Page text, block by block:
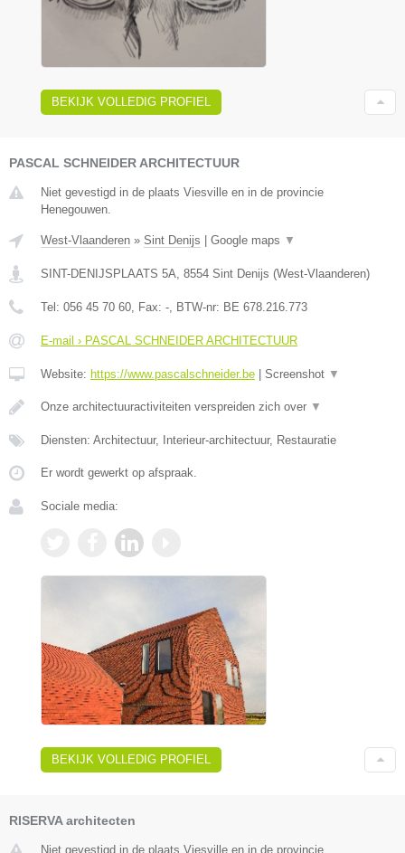
BEKIJK VOLLEDIG PROFIEL
PASCAL SCHNEIDER ARCHITECTUUR
Niet gevestigd in de plaats Viesville en in de provincie
Henegouwen.
West-Vlaanderen » Sint Denijs | Google maps ▼
SINT-DENIJSPLAATS 5A 8554 Sint Denijs (West-Vlaanderen)
Tel: 056 45 70 60 , Fax: - , BTW-nr: BE 678.216.773
E-mail › PASCAL SCHNEIDER ARCHITECTUUR
Website: https://www.pascalschneider.be | Screenshot ▼
Onze architectuuractiviteiten verspreiden zich over ▼
Diensten: Architectuur, Interieur-architectuur, Restauratie
Er wordt gewerkt op afspraak.
Sociale media:
BEKIJK VOLLEDIG PROFIEL
RISERVA architecten
Niet gevestigd in de plaats Viesville en in de provincie